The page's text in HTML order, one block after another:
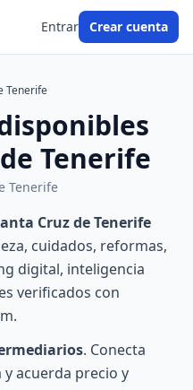
Entrar Crear cuenta
Tenerife
Tenerife
Tenerife
Cruz de Tenerife
cuidados, reformas,
digital, inteligencia
verificados con
. Conecta
acuerda precio y